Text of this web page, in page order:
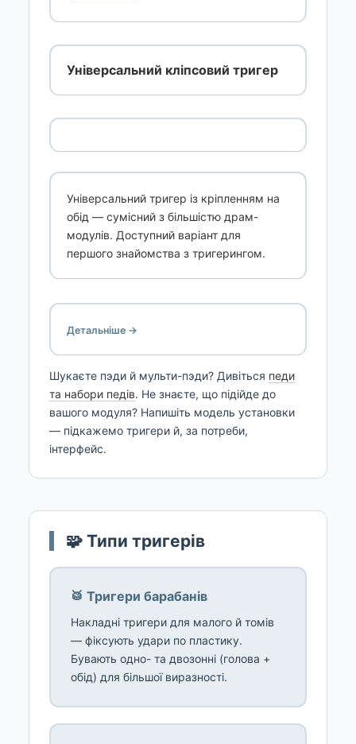
Універсальний кліпсовий тригер
Універсальний тригер із кріпленням на
обід — сумісний з більшістю драм-
модулів. Доступний варіант для
першого знайомства з тригерингом.
Детальніше →
Шукаєте пэди й мульти-пэди? Дивіться педи
та набори педів. Не знаєте, що підійде до
вашого модуля? Напишіть модель установки
— підкажемо тригери й, за потреби,
інтерфейс.
🧩 Типи тригерів
🥁 Тригери барабанів
Накладні тригери для малого й томів
— фіксують удари по пластику.
Бувають одно- та двозонні (голова +
обід) для більшої виразності.